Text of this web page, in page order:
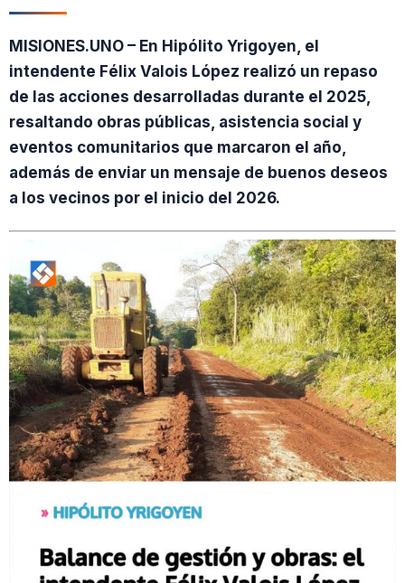
MISIONES.UNO – En Hipólito Yrigoyen, el
intendente Félix Valois López realizó un repaso
de las acciones desarrolladas durante el 2025,
resaltando obras públicas, asistencia social y
eventos comunitarios que marcaron el año,
además de enviar un mensaje de buenos deseos
a los vecinos por el inicio del 2026.